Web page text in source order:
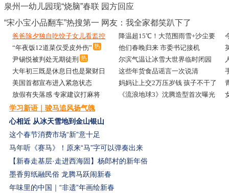
泉州一幼儿园现“烧脑”春联 园方回应
“宋小宝小品翻车”热搜第一 网友：我全家都笑趴下了
爸爸除夕独自吃饺子女儿看监控
哭了
新
降温超15℃！大范围雨雪+沙尘要
来了
新
“年夜饭12道菜仅受皮外伤” 热 他们春晚归来 市委书记接机
尹锡悦被判处无期徒刑 热
尔滨气温让冰雪大世界临时闭园
了
热
大年初三既是休息日也是聚财日 这些年货食品谣言一次说清
美国首都宣布进入紧急状态
妈妈让上交2万压岁钱 孩子不干了
放假有失落感 专家建议打麻将
《流浪地球3》沈腾造型首次曝光
学习新语｜骏马追风扬气魄
心相近 从冰天雪地到金山银山
这个春节消费市场“新”意十足
马年听《赛马》！原来“马”字可以弹奏出来
【新春走基层·走进西海固】杨郎村的新年俗
墨香剪纸融民俗 龙腾马跃闹新春
年味里的中国｜“非遗”年画绘新春